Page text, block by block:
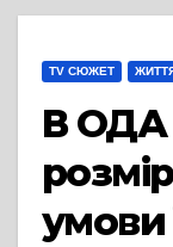
TV СЮЖЕТ ЖИТТЯ
В ОДА
умови